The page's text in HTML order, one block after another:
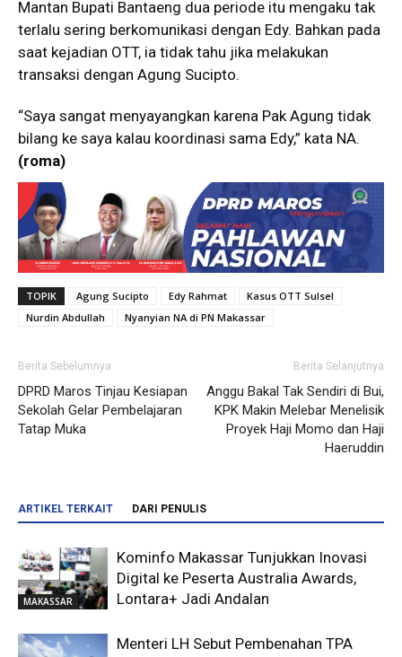
Mantan Bupati Bantaeng dua periode itu mengaku tak
terlalu sering berkomunikasi dengan Edy. Bahkan pada
saat kejadian OTT, ia tidak tahu jika melakukan
transaksi dengan Agung Sucipto.
“Saya sangat menyayangkan karena Pak Agung tidak
bilang ke saya kalau koordinasi sama Edy,” kata NA.
(roma)
TOPIK Agung Sucipto Edy Rahmat
Kasus OTT Sulsel
Nurdin Abdullah
Nyanyian NA di PN Makassar
Berita Sebelumnya
DPRD Maros Tinjau Kesiapan
Sekolah Gelar Pembelajaran
Tatap Muka
Berita Selanjutnya
Anggu Bakal Tak Sendiri di Bui,
KPK Makin Melebar Menelisik
Proyek Haji Momo dan Haji
Haeruddin
ARTIKEL TERKAIT DARI PENULIS
MAKASSAR
Kominfo Makassar Tunjukkan Inovasi
Digital ke Peserta Australia Awards,
Lontara+ Jadi Andalan
Menteri LH Sebut Pembenahan TPA